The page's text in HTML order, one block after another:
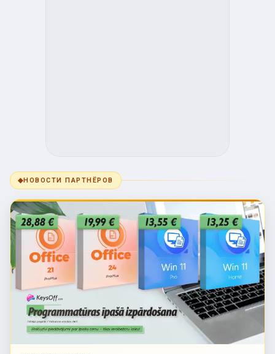
◆НОВОСТИ ПАРТНЁРОВ